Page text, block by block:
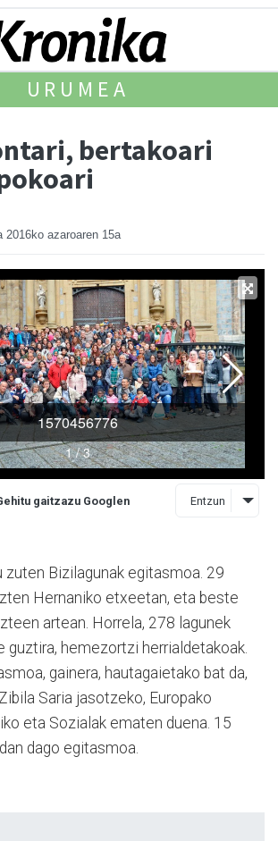
URUMEA
bertakoari
2016ko azaroaren 15a
gaitzazu Googlen Entzun
zuten Bizilagu­nak egitasmoa. 29
Hernaniko etxeetan, eta beste
artean. Horrela, 278 lagunek
guztira, hemezortzi herrialdetakoak.
gainera, hautagaietako bat da,
Saria jasotzeko, Europako
eta Sozialak ematen duena. 15
dago egitasmoa.